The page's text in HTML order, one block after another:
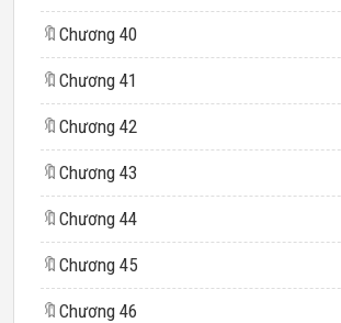
🔖 Chương 40
🔖 Chương 41
🔖 Chương 42
🔖 Chương 43
🔖 Chương 44
🔖 Chương 45
🔖 Chương 46